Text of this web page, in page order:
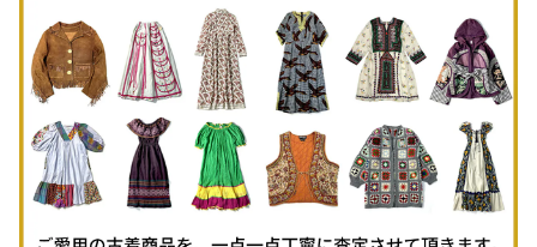
古着パーカー
古着タンクトップ